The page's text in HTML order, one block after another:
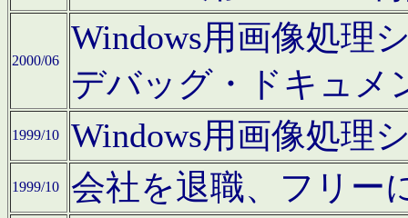
2000/06
Windows用画像処理
デバッグ・ドキュメ
1999/10 Windows用画像処理
1999/10 会社を退職、フリー